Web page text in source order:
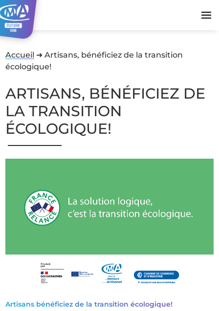
Accueil ➜Artisans, bénéficiez de la transition
écologique!
ARTISANS, BÉNÉFICIEZ DE
LA TRANSITION
ÉCOLOGIQUE!
Artisans bénéficiez de la transition écologique!